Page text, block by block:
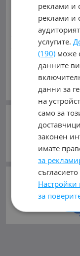
ОСНОВНИ
Карта на сайта
Камиони
Индустриални
Ремаркета
джантиКупува
ГУМИ И ДЖАНТИ
Автомобили и
Мотоциклети
ВИДОВЕ: Гуми
Гуми с джанти
реклами и
реклами и
услугите.
(190) може
данните
данни за
на
само за
законен
имате
за
Настройки
за